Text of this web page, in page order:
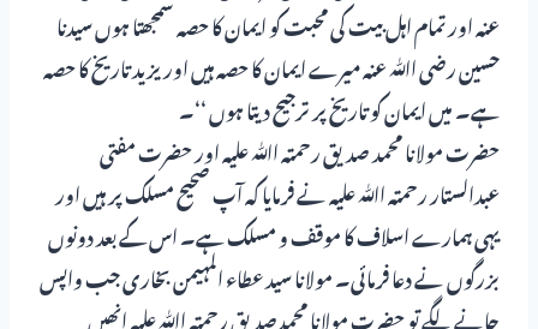
عنہ اور تمام اہل بیت کی محبت کو ایمان کا حصہ سمجھتا ہوں سیدنا
حسین رضی اﷲ عنہ میرے ایمان کا حصہ ہیں اور یزید تاریخ کا حصہ
ہے۔ میں ایمان کو تاریخ پر ترجیح دیتا ہوں ‘‘۔
حضرت مولانا محمد صدیق رحمتہ اﷲ علیہ اور حضرت مفتی
عبدالستار رحمتہ اﷲ علیہ نے فرمایا کہ آپ صحیح مسلک پر ہیں اور
یہی ہمارے اسلاف کا موقف و مسلک ہے۔ اس کے بعد دونوں
بزرگوں نے دعا فرمائی۔ مولانا سید عطاء المہیمن بخاری جب واپس
جانے لگے تو حضرت مولانا محمدصدیق رحمتہ اﷲ علیہ انھیں